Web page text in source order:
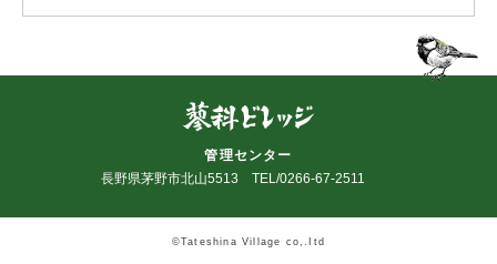
管理センター
長野県茅野市北山5513 TEL/0266-67-2511
©Tateshina Village co,.Itd